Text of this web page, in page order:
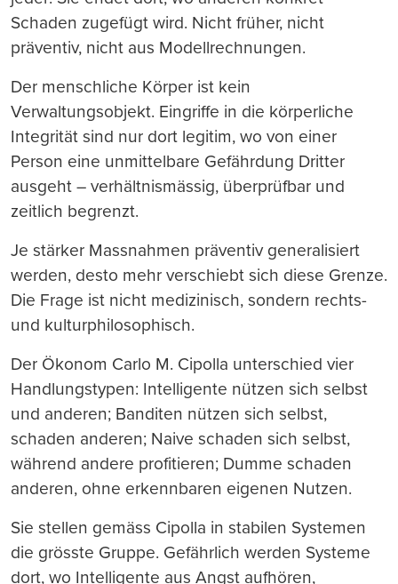
Schaden zugefügt wird. Nicht früher, nicht
präventiv, nicht aus Modellrechnungen.
Der menschliche Körper ist kein
Verwaltungsobjekt. Eingriffe in die körperliche
Integrität sind nur dort legitim, wo von einer
Person eine unmittelbare Gefährdung Dritter
ausgeht – verhältnismässig, überprüfbar und
zeitlich begrenzt.
Je stärker Massnahmen präventiv generalisiert
werden, desto mehr verschiebt sich diese Grenze.
Die Frage ist nicht medizinisch, sondern rechts-
und kulturphilosophisch.
Der Ökonom Carlo M. Cipolla unterschied vier
Handlungstypen: Intelligente nützen sich selbst
und anderen; Banditen nützen sich selbst,
schaden anderen; Naive schaden sich selbst,
während andere profitieren; Dumme schaden
anderen, ohne erkennbaren eigenen Nutzen.
Sie stellen gemäss Cipolla in stabilen Systemen
die grösste Gruppe. Gefährlich werden Systeme
dort, wo Intelligente aus Angst aufhören,